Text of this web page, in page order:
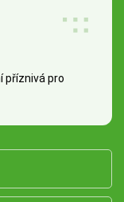
příznivá pro